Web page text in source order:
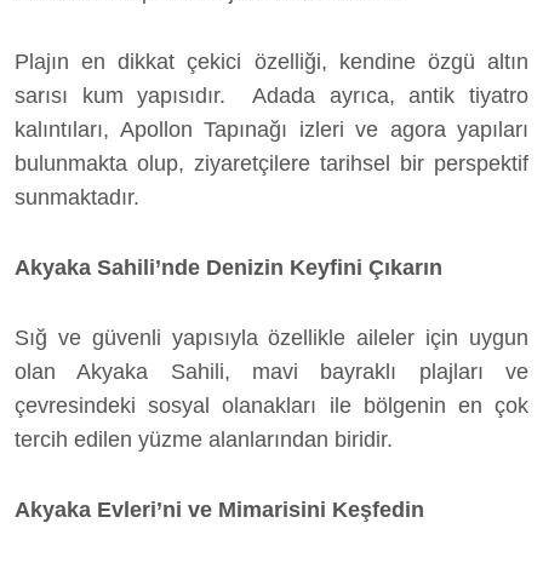
Plajın en dikkat çekici özelliği, kendine özgü altın
sarısı kum yapısıdır. Adada ayrıca, antik tiyatro
kalıntıları, Apollon Tapınağı izleri ve agora yapıları
bulunmakta olup, ziyaretçilere tarihsel bir perspektif
sunmaktadır.
Akyaka Sahili’nde Denizin Keyfini Çıkarın
Sığ ve güvenli yapısıyla özellikle aileler için uygun
olan Akyaka Sahili, mavi bayraklı plajları ve
çevresindeki sosyal olanakları ile bölgenin en çok
tercih edilen yüzme alanlarından biridir.
Akyaka Evleri’ni ve Mimarisini Keşfedin